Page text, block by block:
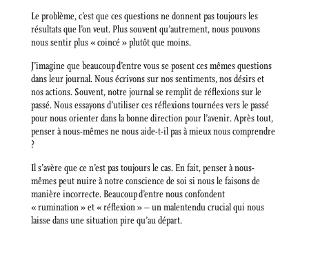
Le problème, c’est que ces questions ne donnent pas toujours les
résultats que l’on veut. Plus souvent qu’autrement, nous pouvons
nous sentir plus « coincé » plutôt que moins.
J’imagine que beaucoup d’entre vous se posent ces mêmes questions
dans leur journal. Nous écrivons sur nos sentiments, nos désirs et
nos actions. Souvent, notre journal se remplit de réflexions sur le
passé. Nous essayons d’utiliser ces réflexions tournées vers le passé
pour nous orienter dans la bonne direction pour l’avenir. Après tout,
penser à nous-mêmes ne nous aide-t-il pas à mieux nous comprendre
?
Il s’avère que ce n’est pas toujours le cas. En fait, penser à nous-
mêmes peut nuire à notre conscience de soi si nous le faisons de
manière incorrecte. Beaucoup d’entre nous confondent
« rumination » et « réflexion » – un malentendu crucial qui nous
laisse dans une situation pire qu’au départ.